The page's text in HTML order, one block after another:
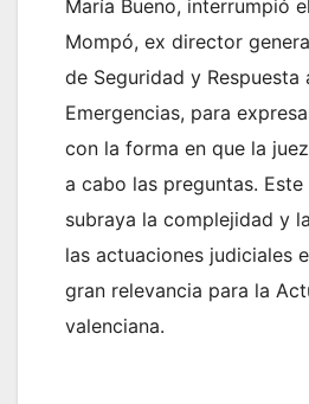
María Bueno, interrumpió
Mompó, ex director
de Seguridad y Respuesta
Emergencias, para
con la forma en que la
a cabo las preguntas.
subraya la complejidad y
las actuaciones judiciales
gran relevancia para la
valenciana.